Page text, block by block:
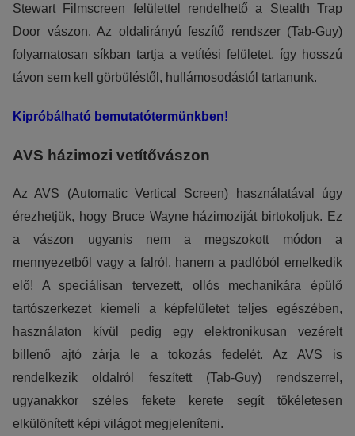
Stewart Filmscreen felülettel rendelhető a Stealth Trap
Door vászon. Az oldalirányú feszítő rendszer (Tab-Guy)
folyamatosan síkban tartja a vetítési felületet, így hosszú
távon sem kell görbüléstől, hullámosodástól tartanunk.
Kipróbálható bemutatótermünkben!
AVS házimozi vetítővászon
Az AVS (Automatic Vertical Screen) használatával úgy
érezhetjük, hogy Bruce Wayne házimoziját birtokoljuk. Ez
a vászon ugyanis nem a megszokott módon a
mennyezetből vagy a falról, hanem a padlóból emelkedik
elő! A speciálisan tervezett, ollós mechanikára épülő
tartószerkezet kiemeli a képfelületet teljes egészében,
használaton kívül pedig egy elektronikusan vezérelt
billenő ajtó zárja le a tokozás fedelét. Az AVS is
rendelkezik oldalról feszített (Tab-Guy) rendszerrel,
ugyanakkor széles fekete kerete segít tökéletesen
elkülönített képi világot megjeleníteni.